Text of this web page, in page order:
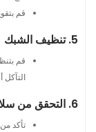
قم
5. تنظيف الشبك
قم
التآكل
6. التحقق من سلامة المداخل والمخارج
تأكد